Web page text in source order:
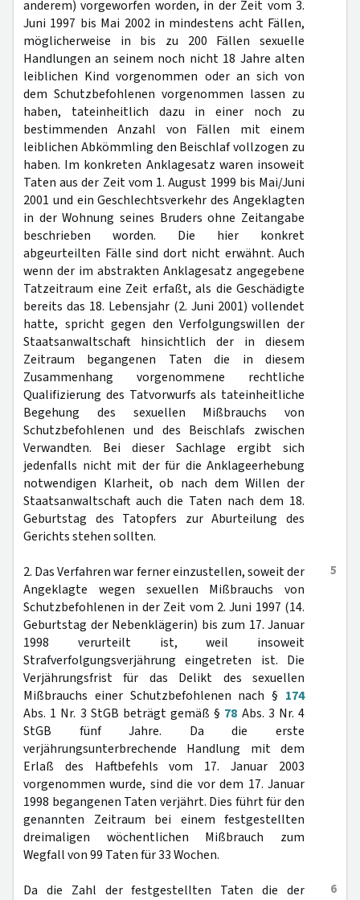
anderem) vorgeworfen worden, in der Zeit vom 3.
Juni 1997 bis Mai 2002 in mindestens acht Fällen,
möglicherweise in bis zu 200 Fällen sexuelle
Handlungen an seinem noch nicht 18 Jahre alten
leiblichen Kind vorgenommen oder an sich von
dem Schutzbefohlenen vorgenommen lassen zu
haben, tateinheitlich dazu in einer noch zu
bestimmenden Anzahl von Fällen mit einem
leiblichen Abkömmling den Beischlaf vollzogen zu
haben. Im konkreten Anklagesatz waren insoweit
Taten aus der Zeit vom 1. August 1999 bis Mai/Juni
2001 und ein Geschlechtsverkehr des Angeklagten
in der Wohnung seines Bruders ohne Zeitangabe
beschrieben worden. Die hier konkret
abgeurteilten Fälle sind dort nicht erwähnt. Auch
wenn der im abstrakten Anklagesatz angegebene
Tatzeitraum eine Zeit erfaßt, als die Geschädigte
bereits das 18. Lebensjahr (2. Juni 2001) vollendet
hatte, spricht gegen den Verfolgungswillen der
Staatsanwaltschaft hinsichtlich der in diesem
Zeitraum begangenen Taten die in diesem
Zusammenhang vorgenommene rechtliche
Qualifizierung des Tatvorwurfs als tateinheitliche
Begehung des sexuellen Mißbrauchs von
Schutzbefohlenen und des Beischlafs zwischen
Verwandten. Bei dieser Sachlage ergibt sich
jedenfalls nicht mit der für die Anklageerhebung
notwendigen Klarheit, ob nach dem Willen der
Staatsanwaltschaft auch die Taten nach dem 18.
Geburtstag des Tatopfers zur Aburteilung des
Gerichts stehen sollten.
5
2. Das Verfahren war ferner einzustellen, soweit der
Angeklagte wegen sexuellen Mißbrauchs von
Schutzbefohlenen in der Zeit vom 2. Juni 1997 (14.
Geburtstag der Nebenklägerin) bis zum 17. Januar
1998 verurteilt ist, weil insoweit
Strafverfolgungsverjährung eingetreten ist. Die
Verjährungsfrist für das Delikt des sexuellen
Mißbrauchs einer Schutzbefohlenen nach § 174
Abs. 1 Nr. 3 StGB beträgt gemäß § 78 Abs. 3 Nr. 4
StGB fünf Jahre. Da die erste
verjährungsunterbrechende Handlung mit dem
Erlaß des Haftbefehls vom 17. Januar 2003
vorgenommen wurde, sind die vor dem 17. Januar
1998 begangenen Taten verjährt. Dies führt für den
genannten Zeitraum bei einem festgestellten
dreimaligen wöchentlichen Mißbrauch zum
Wegfall von 99 Taten für 33 Wochen.
6
Da die Zahl der festgestellten Taten die der